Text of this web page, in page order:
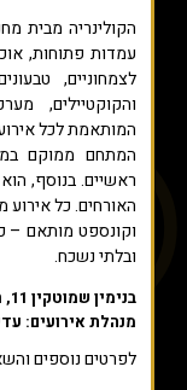
הקולינריה מבית
עמדות פתוחות,
לצמחוניים,
והקוקטיילים,
המותאמת לכל
המתחם ממוקם
ראשיים. בנוסף,
האורחים. כל אירוע
וקונספט מותאם –
ובלתי נשכח.
בנימין שמוטקין 11, ראשון לציון
מנהלת אירועים:
לפרטים נוספים